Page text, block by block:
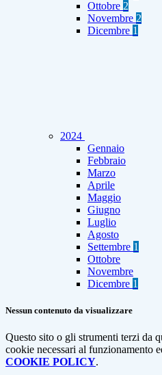
Ottobre 2
Novembre 2
Dicembre 1
2024
Gennaio
Febbraio
Marzo
Aprile
Maggio
Giugno
Luglio
Agosto
Settembre 1
Ottobre
Novembre
Dicembre 1
Nessun contenuto da visualizzare
Questo sito o gli strumenti terzi da
cookie necessari al funzionamento
COOKIE POLICY.